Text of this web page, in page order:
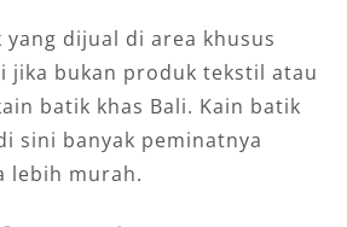
dijual di area khusus
jika bukan produk tekstil atau
batik khas Bali. Kain batik
sini banyak peminatnya
lebih murah.